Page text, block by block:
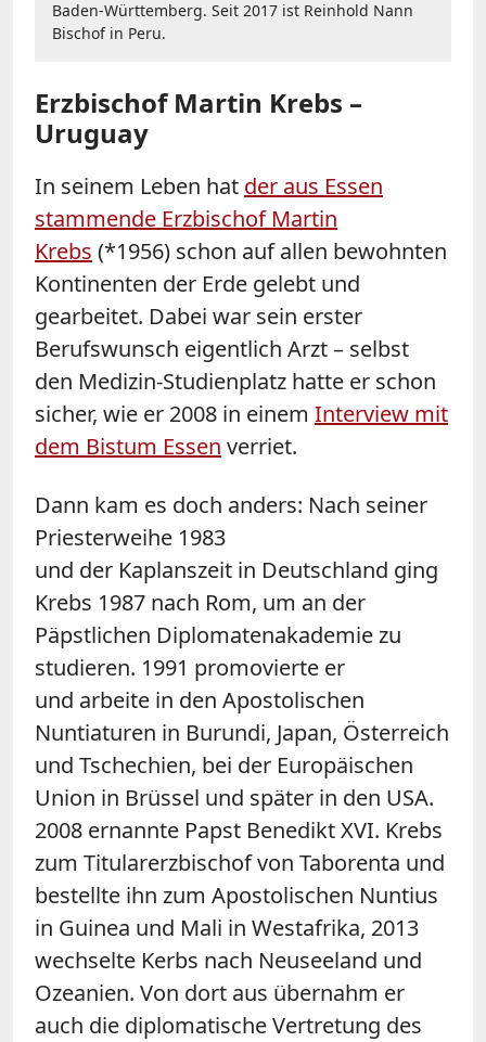
Baden-Württemberg. Seit 2017 ist Reinhold Nann
Bischof in Peru.
Erzbischof Martin Krebs –
Uruguay
In seinem Leben hat der aus Essen
stammende Erzbischof Martin
Krebs (*1956) schon auf allen bewohnten
Kontinenten der Erde gelebt und
gearbeitet. Dabei war sein erster
Berufswunsch eigentlich Arzt – selbst
den Medizin-Studienplatz hatte er schon
sicher, wie er 2008 in einem Interview mit
dem Bistum Essen verriet.
Dann kam es doch anders: Nach seiner
Priesterweihe 1983
und der Kaplanszeit in Deutschland ging
Krebs 1987 nach Rom, um an der
Päpstlichen Diplomatenakademie zu
studieren. 1991 promovierte er
und arbeite in den Apostolischen
Nuntiaturen in Burundi, Japan, Österreich
und Tschechien, bei der Europäischen
Union in Brüssel und später in den USA.
2008 ernannte Papst Benedikt XVI. Krebs
zum Titularerzbischof von Taborenta und
bestellte ihn zum Apostolischen Nuntius
in Guinea und Mali in Westafrika, 2013
wechselte Kerbs nach Neuseeland und
Ozeanien. Von dort aus übernahm er
auch die diplomatische Vertretung des